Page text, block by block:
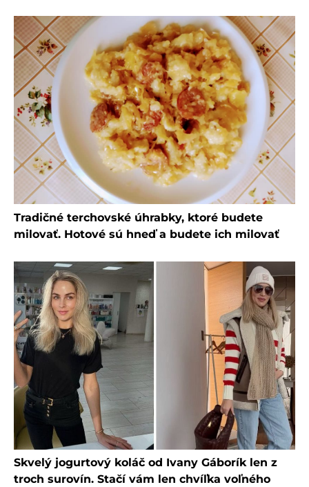
Tradičné terchovské úhrabky, ktoré budete
milovať. Hotové sú hneď a budete ich milovať
Skvelý jogurtový koláč od Ivany Gáborík len z
troch surovín. Stačí vám len chvíľka voľného